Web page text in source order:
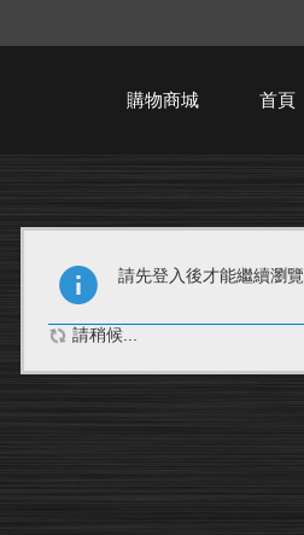
購物商城 首頁
請先登入後才能繼續瀏覽
請稍候...